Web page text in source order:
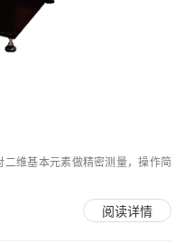
维基本元素做精密测量，操作简
阅读详情